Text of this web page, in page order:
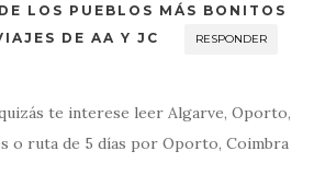
LOS PUEBLOS MÁS BONITOS
DE AA Y JC
RESPONDER
te interese leer Algarve, Oporto,
o ruta de 5 días por Oporto, Coimbra